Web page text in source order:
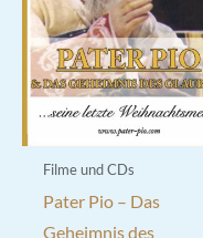
Filme und CDs
Pater Pio – Das
Geheimnis des